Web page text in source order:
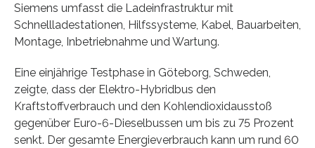
Siemens umfasst die Ladeinfrastruktur mit
Schnellladestationen, Hilfssysteme, Kabel, Bauarbeiten,
Montage, Inbetriebnahme und Wartung.
Eine einjährige Testphase in Göteborg, Schweden,
zeigte, dass der Elektro-Hybridbus den
Kraftstoffverbrauch und den Kohlendioxidausstoß
gegenüber Euro-6-Dieselbussen um bis zu 75 Prozent
senkt. Der gesamte Energieverbrauch kann um rund 60